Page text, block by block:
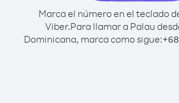
Marca el número en el teclado
Viber.Para llamar a Palau
Dominicana, marca como sigue:+